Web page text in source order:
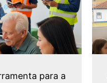
para a